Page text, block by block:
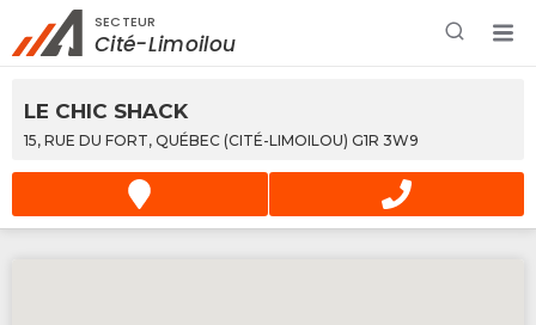
Rechercher à proximité - Entreprise / Rabais /
Services
SECTEUR
Cité-Limoilou
LE CHIC SHACK
15, RUE DU FORT, QUÉBEC (CITÉ-LIMOILOU) G1R 3W9